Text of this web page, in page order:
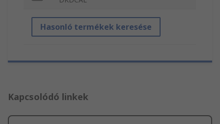
Hasonló termékek keresése
Kapcsolódó linkek